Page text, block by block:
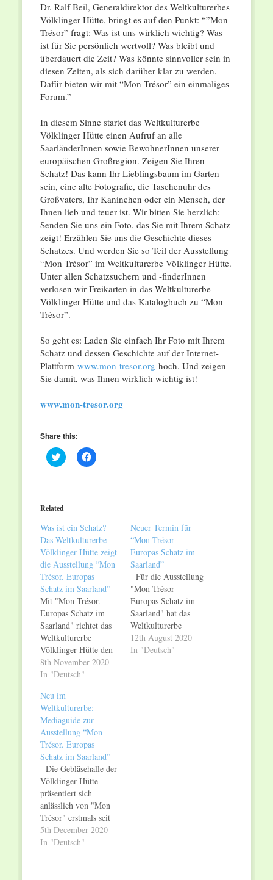
Dr. Ralf Beil, Generaldirektor des Weltkulturerbes
Völklinger Hütte, bringt es auf den Punkt: “”Mon
Trésor” fragt: Was ist uns wirklich wichtig? Was
ist für Sie persönlich wertvoll? Was bleibt und
überdauert die Zeit? Was könnte sinnvoller sein in
diesen Zeiten, als sich darüber klar zu werden.
Dafür bieten wir mit “Mon Trésor” ein einmaliges
Forum.”
In diesem Sinne startet das Weltkulturerbe
Völklinger Hütte einen Aufruf an alle
SaarländerInnen sowie BewohnerInnen unserer
europäischen Großregion. Zeigen Sie Ihren
Schatz! Das kann Ihr Lieblingsbaum im Garten
sein, eine alte Fotografie, die Taschenuhr des
Großvaters, Ihr Kaninchen oder ein Mensch, der
Ihnen lieb und teuer ist. Wir bitten Sie herzlich:
Senden Sie uns ein Foto, das Sie mit Ihrem Schatz
zeigt! Erzählen Sie uns die Geschichte dieses
Schatzes. Und werden Sie so Teil der Ausstellung
“Mon Trésor” im Weltkulturerbe Völklinger Hütte.
Unter allen Schatzsuchern und -finderInnen
verlosen wir Freikarten in das Weltkulturerbe
Völklinger Hütte und das Katalogbuch zu “Mon
Trésor”.
So geht es: Laden Sie einfach Ihr Foto mit Ihrem
Schatz und dessen Geschichte auf der Internet-
Plattform www.mon-tresor.org hoch. Und zeigen
Sie damit, was Ihnen wirklich wichtig ist!
www.mon-tresor.org
Share this:
Click
to
(Opens
in
new
Click
to
Related
Was ist ein Schatz?
Das Weltkulturerbe
Völklinger Hütte zeigt
die Ausstellung “Mon
Trésor. Europas
Schatz im Saarland”
Mit "Mon Trésor.
Europas Schatz im
Saarland" richtet das
Weltkulturerbe
Völklinger Hütte den
Blick programmatisch
auf eine europäische
Ausstellung
präsentiert bedeutende
Schätze aus dem
Saarland sowie seinen
Nachbarländern:
Herausragende
Objekte der
Archäologie, Technik
und Kunst vom
Saarkarbon bis heute,
aber auch
überraschende Funde
verdeutlichen die
8th November 2020
In "Deutsch"
Neuer Termin für
“Mon Trésor –
Europas Schatz im
Saarland”
Für die Ausstellung
"Mon Trésor –
Europas Schatz im
Saarland" hat das
Weltkulturerbe
Völklinger Hütte eine
neue Laufzeit
12th August 2020
In "Deutsch"
Neu im
Weltkulturerbe:
Mediaguide zur
Ausstellung “Mon
Trésor. Europas
Schatz im Saarland”
Die Gebläsehalle der
Völklinger Hütte
präsentiert sich
anlässlich von "Mon
Trésor" erstmals seit
zwanzig Jahren wieder
in ihrer originalen
5th December 2020
In "Deutsch"